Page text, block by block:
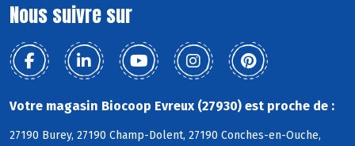
Nous suivre sur
Votre magasin Biocoop Evreux (27930) est proche de :
27190 Burey, 27190 Champ-Dolent, 27190 Conches-en-Ouche,